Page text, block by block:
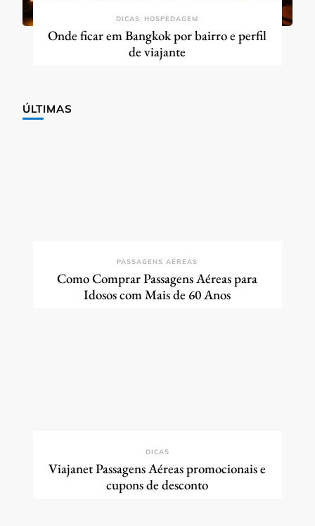
DICAS HOSPEDAGEM
Onde ficar em Bangkok por bairro e perfil
de viajante
ÚLTIMAS
PASSAGENS AÉREAS
Como Comprar Passagens Aéreas para
Idosos com Mais de 60 Anos
DICAS
Viajanet Passagens Aéreas promocionais e
cupons de desconto